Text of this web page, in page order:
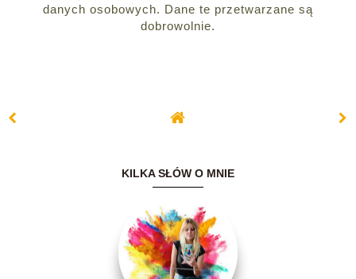
danych osobowych. Dane te przetwarzane są
dobrowolnie.
KILKA SŁÓW O MNIE